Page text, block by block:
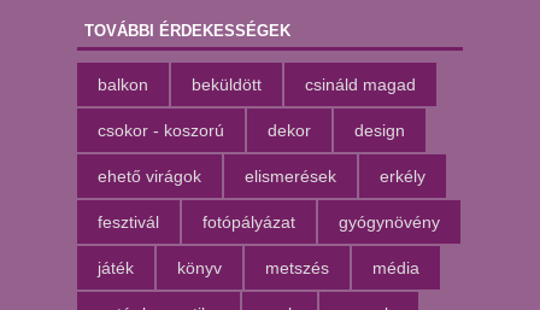
TOVÁBBI ÉRDEKESSÉGEK
balkon beküldött csináld magad
csokor - koszorú dekor design
ehető virágok elismerések erkély
fesztivál fotópályázat gyógynövény
játék könyv metszés média